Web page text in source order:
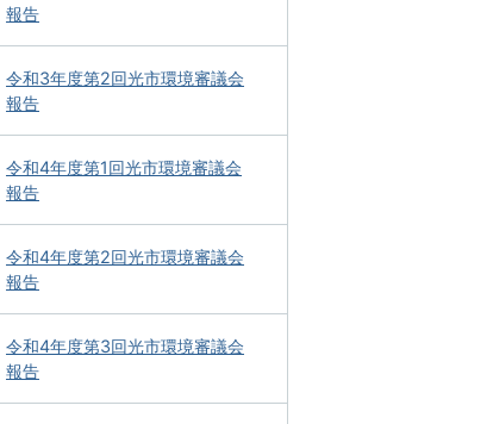
報告
令和3年度第2回光市環境審議会
報告
令和4年度第1回光市環境審議会
報告
令和4年度第2回光市環境審議会
報告
令和4年度第3回光市環境審議会
報告